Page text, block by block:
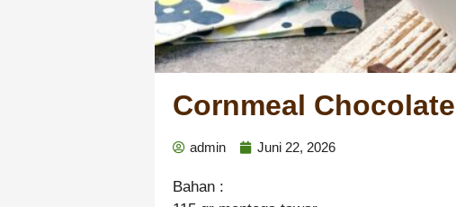
Cornmeal
admin Juni 22, 2026
Bahan :